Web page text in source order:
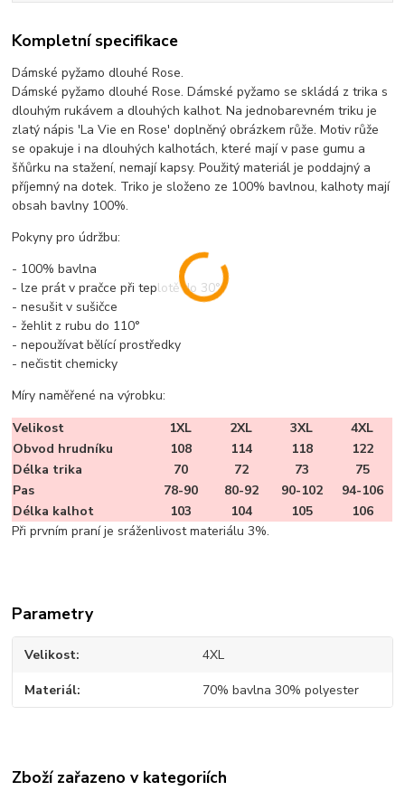
Kompletní specifikace
Dámské pyžamo dlouhé Rose.
Dámské pyžamo dlouhé Rose. Dámské pyžamo se skládá z trika s
dlouhým rukávem a dlouhých kalhot. Na jednobarevném triku je
zlatý nápis 'La Vie en Rose' doplněný obrázkem růže. Motiv růže
se opakuje i na dlouhých kalhotách, které mají v pase gumu a
šňůrku na stažení, nemají kapsy. Použitý materiál je poddajný a
příjemný na dotek. Triko je složeno ze 100% bavlnou, kalhoty mají
obsah bavlny 100%.
Pokyny pro údržbu:
- 100% bavlna
- lze prát v pračce při teplotě do 30°
- nesušit v sušičce
- žehlit z rubu do 110°
- nepoužívat bělící prostředky
- nečistit chemicky
Míry naměřené na výrobku:
Velikost
1XL 2XL 3XL
4XL
Obvod hrudníku
108 114 118
122
Délka trika
70 72 73
75
Pas
78-90 80-92 90-102
94-106
Délka kalhot
103 104 105
106
Při prvním praní je sráženlivost materiálu 3%.
Parametry
Velikost 4XL
Materiál 70% bavlna 30% polyester
Zboží zařazeno v kategoriích